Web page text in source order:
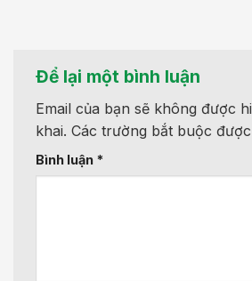
Để lại một bình luận
Email của bạn sẽ không được
khai. Các trường bắt buộc
Bình luận *